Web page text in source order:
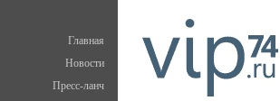
Главная
Новости
Пресс-ланч